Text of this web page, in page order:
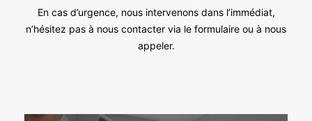
En cas d’urgence, nous intervenons dans l’immédiat,
n’hésitez pas à nous contacter via le formulaire ou à nous
appeler.